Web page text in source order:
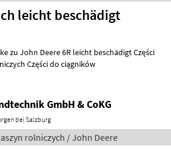
leicht beschädigt
Części do ciągników
GmbH & CoKG
bei Salzburg
rolniczych / John Deere